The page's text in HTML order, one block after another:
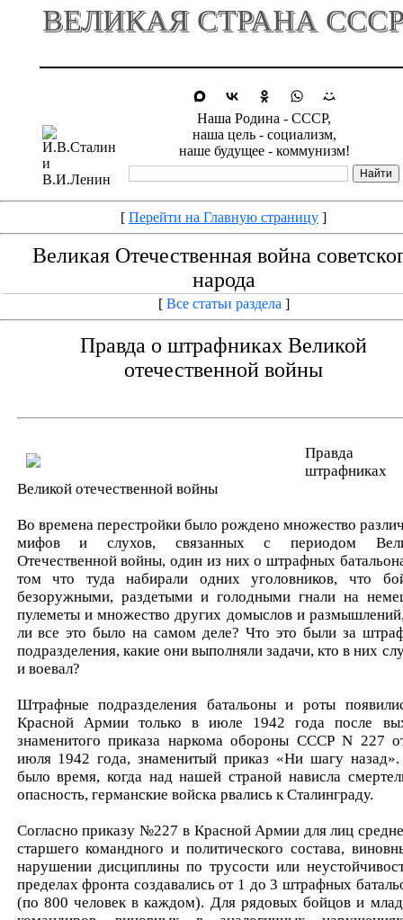
ВЕЛИКАЯ СТРАНА
Наша Родина - СССР,
наша цель - социализм,
наше будущее - коммунизм!
[ Перейти на Главную страницу ]
Великая Отечественная война
народа
[ Все статьи раздела ]
Правда о штрафниках Великой
отечественной войны
штрафниках
Великой отечественной войны
Во времена перестройки было рождено множество
мифов и слухов, связанных с периодом
Отечественной войны, один из них о штрафных
том что туда набирали одних уголовников, что
безоружными, раздетыми и голодными гнали на
пулеметы и множество других домыслов и
ли все это было на самом деле? Что это были за
подразделения, какие они выполняли задачи, кто в них
и воевал?
Штрафные подразделения батальоны и роты
Красной Армии только в июле 1942 года после
знаменитого приказа наркома обороны СССР N 227
июля 1942 года, знаменитый приказ «Ни шагу
было время, когда над нашей страной нависла
опасность, германские войска рвались к Сталинграду.
Согласно приказу №227 в Красной Армии для лиц
старшего командного и политического состава,
нарушении дисциплины по трусости или
пределах фронта создавались от 1 до 3 штрафных
(по 800 человек в каждом). Для рядовых бойцов и